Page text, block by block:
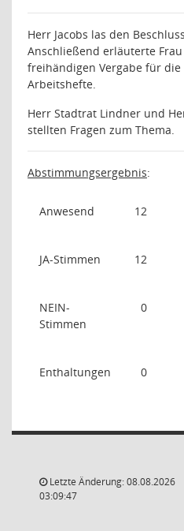
Herr Jacobs las den
Anschließend erläuterte
freihändigen Vergabe für
Arbeitshefte.
Herr Stadtrat Lindner und
stellten Fragen zum Thema.
Abstimmungsergebnis:
Anwesend 12
JA-Stimmen 12
NEIN-
Stimmen
0
Enthaltungen 0
Letzte Änderung: 08.08.2026
03:09:47